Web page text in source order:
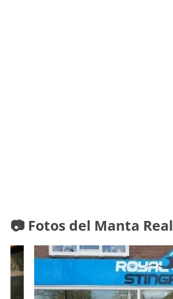
📷 Fotos del Manta Real